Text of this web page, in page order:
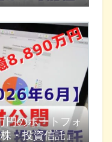
のポートフォ
・投資信託』